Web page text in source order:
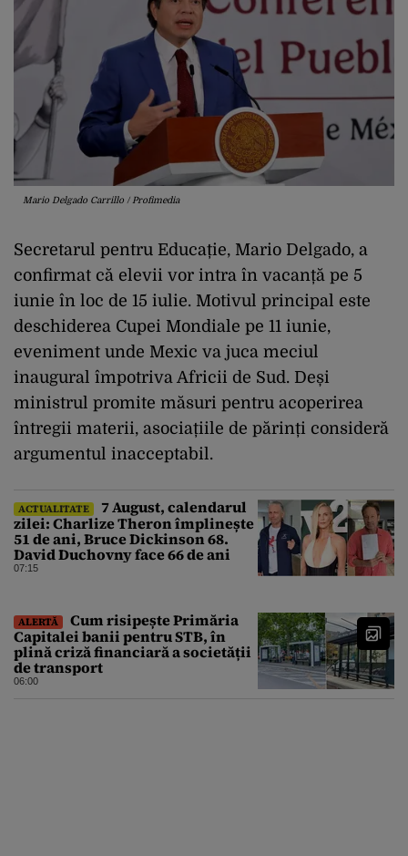
Mario Delgado Carrillo / Profimedia
Secretarul pentru Educație, Mario Delgado, a
confirmat că elevii vor intra în vacanță pe 5
iunie în loc de 15 iulie. Motivul principal este
deschiderea Cupei Mondiale pe 11 iunie,
eveniment unde Mexic va juca meciul
inaugural împotriva Africii de Sud. Deși
ministrul promite măsuri pentru acoperirea
întregii materii, asociațiile de părinți consideră
argumentul inacceptabil.
ACTUALITATE
7 August, calendarul
zilei: Charlize Theron împlinește
51 de ani, Bruce Dickinson 68.
David Duchovny face 66 de ani
07:15
ALERTĂ
Cum risipește Primăria
Capitalei banii pentru STB, în
plină criză financiară a societății
de transport
06:00